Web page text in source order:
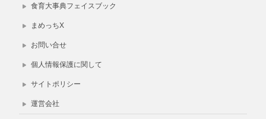
食育大事典フェイスブック
まめっちX
お問い合せ
個人情報保護に関して
サイトポリシー
運営会社